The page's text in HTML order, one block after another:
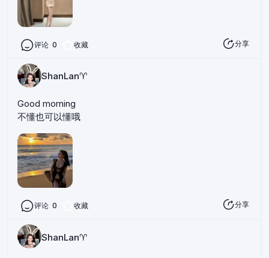
评论 0 收藏 分享
ShanLan♈️
Good morning
不懂也可以懂哦
评论 0 收藏 分享
ShanLan♈️